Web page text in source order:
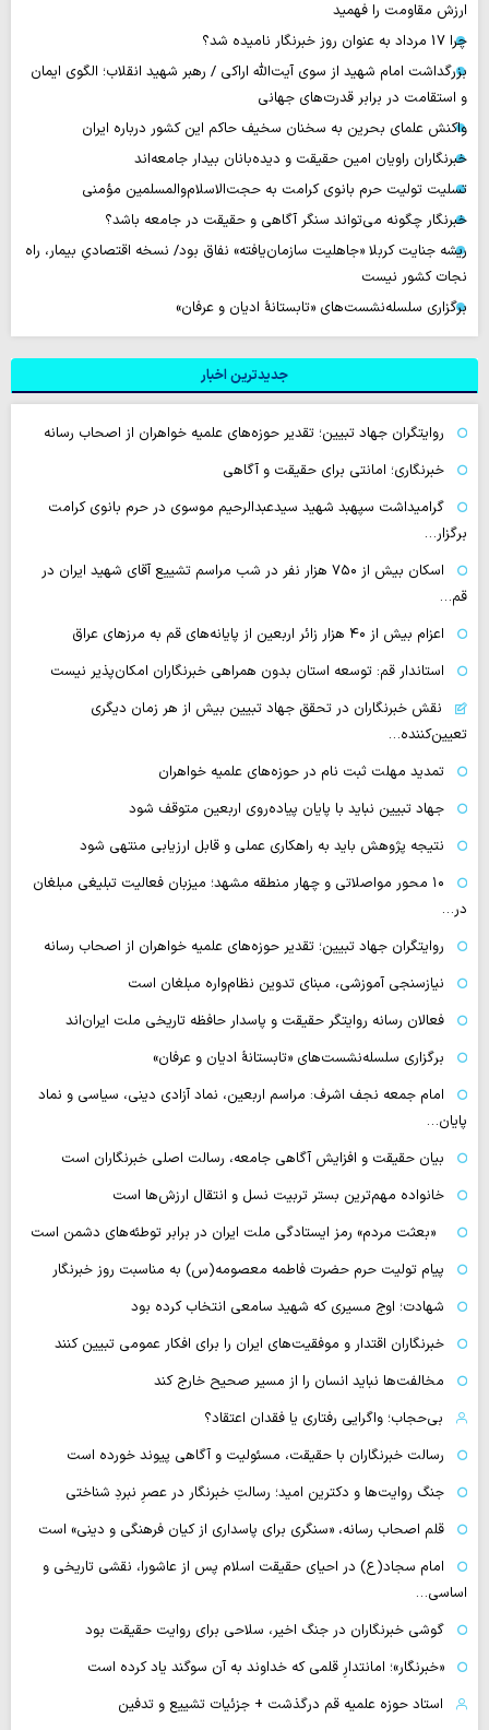
ارزش مقاومت را فهمید
چرا 17 مرداد به عنوان روز خبرنگار نامیده شد؟
بزرگداشت امام شهید از سوی آیت‌الله اراکی / رهبر شهید انقلاب؛ الگوی ایمان
و استقامت در برابر قدرت‌های جهانی
واکنش علمای بحرین به سخنان سخیف حاکم این کشور درباره ایران
خبرنگاران راویان امین حقیقت و دیده‌بانان بیدار جامعه‌اند
تسلیت تولیت حرم بانوی کرامت به حجت‌الاسلام‌والمسلمین مؤمنی
خبرنگار چگونه می‌تواند سنگر آگاهی و حقیقت در جامعه باشد؟
ریشه جنایت کربلا «جاهلیت سازمان‌یافته» نفاق بود/ نسخه اقتصادیِ بیمار، راه
نجات کشور نیست
برگزاری سلسله‌نشست‌های «تابستانهٔ ادیان و عرفان»
جدیدترین اخبار
روایتگران جهاد تبیین؛ تقدیر حوزه‌های علمیه خواهران از اصحاب رسانه
خبرنگاری؛ امانتی برای حقیقت و آگاهی
گرامیداشت سپهبد شهید سیدعبدالرحیم موسوی در حرم بانوی کرامت
برگزار…
اسکان بیش از ۷۵۰ هزار نفر در شب مراسم تشییع آقای شهید ایران در
قم…
اعزام بیش از ۴۰ هزار زائر اربعین از پایانه‌های قم به مرزهای عراق
استاندار قم: توسعه استان بدون همراهی خبرنگاران امکان‌پذیر نیست
نقش خبرنگاران در تحقق جهاد تبیین بیش از هر زمان دیگری
تعیین‌کننده…
تمدید مهلت ثبت نام در حوزه‌های علمیه خواهران
جهاد تبیین نباید با پایان پیاده‌روی اربعین متوقف شود
نتیجه پژوهش باید به راهکاری عملی و قابل ارزیابی منتهی شود
۱۰ محور مواصلاتی و چهار منطقه مشهد؛ میزبان فعالیت تبلیغی مبلغان
در…
روایتگران جهاد تبیین؛ تقدیر حوزه‌های علمیه خواهران از اصحاب رسانه
نیازسنجی آموزشی، مبنای تدوین نظام‌واره مبلغان است
فعالان رسانه‌ روایتگر حقیقت و پاسدار حافظه تاریخی ملت ایران‌اند
برگزاری سلسله‌نشست‌های «تابستانهٔ ادیان و عرفان»
امام جمعه نجف اشرف: مراسم اربعین، نماد آزادی دینی، سیاسی و نماد
پایان…
بیان حقیقت و افزایش آگاهی جامعه، رسالت اصلی خبرنگاران است
خانواده مهم‌ترین بستر تربیت نسل و انتقال ارزش‌ها است
«بعثت مردم» رمز ایستادگی ملت ایران در برابر توطئه‌های دشمن است
پیام تولیت حرم حضرت فاطمه معصومه(س) به مناسبت روز خبرنگار
شهادت؛ اوج مسیری که شهید سامعی انتخاب کرده بود
خبرنگاران اقتدار و موفقیت‌های ایران را برای افکار عمومی تبیین کنند
مخالفت‌ها نباید انسان را از مسیر صحیح خارج کند
بی‌حجاب؛ واگرایی رفتاری یا فقدان اعتقاد؟
رسالت خبرنگاران با حقیقت، مسئولیت و آگاهی پیوند خورده است
جنگ روایت‌ها و دکترین امید؛ رسالتِ خبرنگار در عصرِ نبردِ شناختی
قلم اصحاب رسانه، «سنگری برای پاسداری از کیان فرهنگی و دینی» است
امام سجاد(ع) در احیای حقیقت اسلام پس از عاشورا، نقشی تاریخی و
اساسی…
گوشی خبرنگاران در جنگ اخیر، سلاحی برای روایت حقیقت بود
«خبرنگار»؛ امانتدارِ قلمی که خداوند به آن سوگند یاد کرده است
استاد حوزه علمیه قم درگذشت + جزئیات تشییع و تدفین